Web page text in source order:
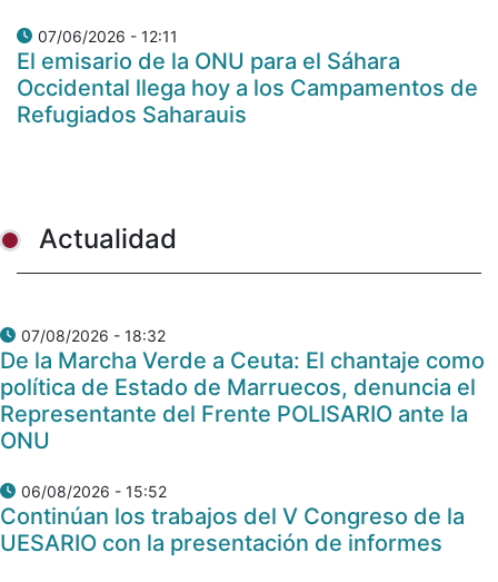
07/06/2026 - 12:11
El emisario de la ONU para el Sáhara
Occidental llega hoy a los Campamentos de
Refugiados Saharauis
Actualidad
07/08/2026 - 18:32
De la Marcha Verde a Ceuta: El chantaje como
política de Estado de Marruecos, denuncia el
Representante del Frente POLISARIO ante la
ONU
06/08/2026 - 15:52
Continúan los trabajos del V Congreso de la
UESARIO con la presentación de informes